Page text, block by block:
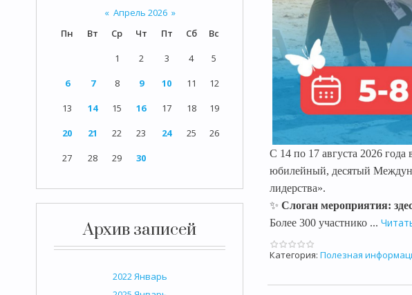
« Апрель 2026 »
Пн
Вт Ср Чт Пт Сб
Вс
1
2 3 4
5
6
7 8 9 10 11
12
13
14 15 16 17 18
19
20
21 22 23 24 25
26
27
28 29 30
Архив записей
2022 Январь
С 14 по 17 августа 2026
юбилейный, десятый
лидерства».
✨ Слоган мероприятия:
Более 300 участнико ...
Категория: Полезная